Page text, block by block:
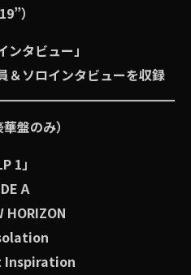
）
ンタビュー」
ソロインタビューを収録
盤のみ）
1」
A
HORIZON
Inspiration